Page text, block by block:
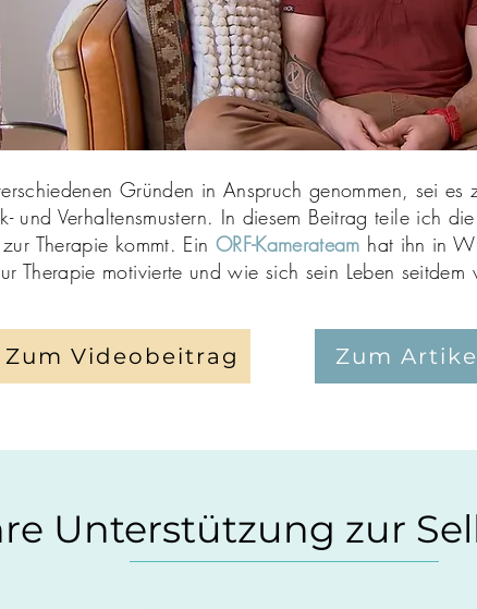
Gründen in Anspruch genommen, sei
und Verhaltensmustern. In diesem Beitrag teile ich
Therapie kommt. Ein ORF-Kamerateam hat ihn in
Therapie motivierte und wie sich sein Leben seitdem
Zum Videobeitrag Zum
Unterstützung zur